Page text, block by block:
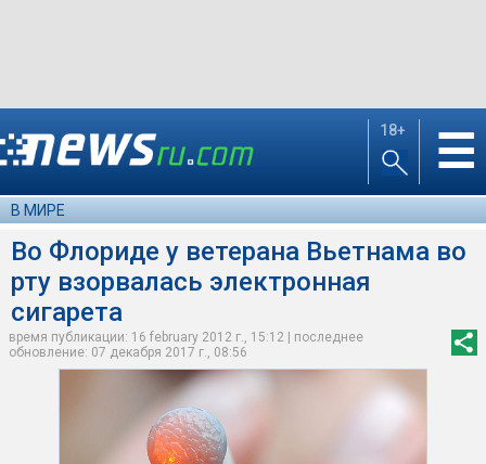
18+ ☰
В МИРЕ
Во Флориде у ветерана Вьетнама во
рту взорвалась электронная
сигарета
время публикации: 16 february 2012 г., 15:12 | последнее
обновление: 07 декабря 2017 г., 08:56